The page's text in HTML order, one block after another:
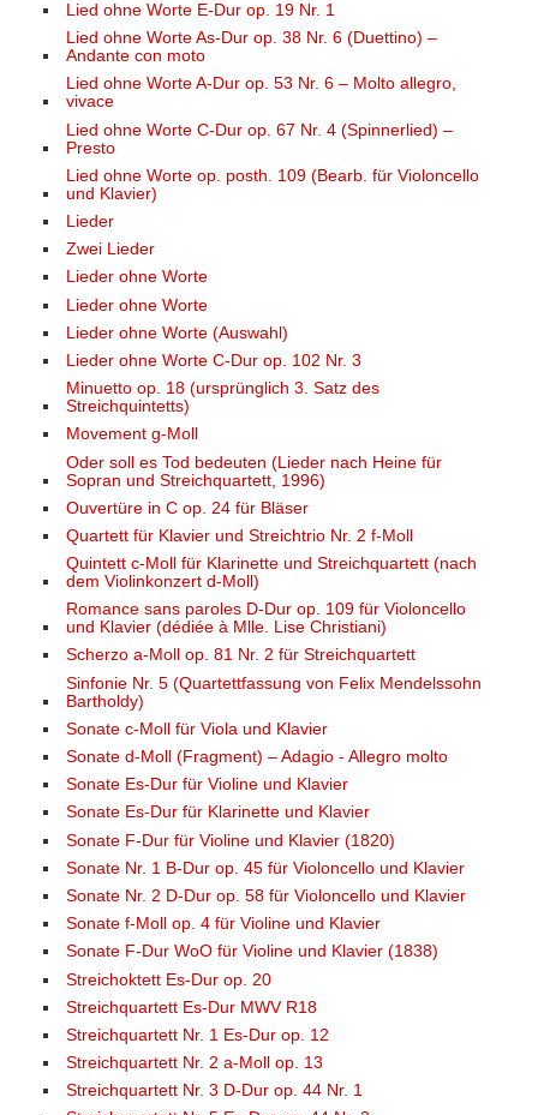
Lied ohne Worte E-Dur op. 19 Nr. 1
Lied ohne Worte As-Dur op. 38 Nr. 6 (Duettino) –
Andante con moto
Lied ohne Worte A-Dur op. 53 Nr. 6 – Molto allegro,
vivace
Lied ohne Worte C-Dur op. 67 Nr. 4 (Spinnerlied) –
Presto
Lied ohne Worte op. posth. 109 (Bearb. für Violoncello
und Klavier)
Lieder
Zwei Lieder
Lieder ohne Worte
Lieder ohne Worte
Lieder ohne Worte (Auswahl)
Lieder ohne Worte C-Dur op. 102 Nr. 3
Minuetto op. 18 (ursprünglich 3. Satz des
Streichquintetts)
Movement g-Moll
Oder soll es Tod bedeuten (Lieder nach Heine für
Sopran und Streichquartett, 1996)
Ouvertüre in C op. 24 für Bläser
Quartett für Klavier und Streichtrio Nr. 2 f-Moll
Quintett c-Moll für Klarinette und Streichquartett (nach
dem Violinkonzert d-Moll)
Romance sans paroles D-Dur op. 109 für Violoncello
und Klavier (dédiée à Mlle. Lise Christiani)
Scherzo a-Moll op. 81 Nr. 2 für Streichquartett
Sinfonie Nr. 5 (Quartettfassung von Felix Mendelssohn
Bartholdy)
Sonate c-Moll für Viola und Klavier
Sonate d-Moll (Fragment) – Adagio - Allegro molto
Sonate Es-Dur für Violine und Klavier
Sonate Es-Dur für Klarinette und Klavier
Sonate F-Dur für Violine und Klavier (1820)
Sonate Nr. 1 B-Dur op. 45 für Violoncello und Klavier
Sonate Nr. 2 D-Dur op. 58 für Violoncello und Klavier
Sonate f-Moll op. 4 für Violine und Klavier
Sonate F-Dur WoO für Violine und Klavier (1838)
Streichoktett Es-Dur op. 20
Streichquartett Es-Dur MWV R18
Streichquartett Nr. 1 Es-Dur op. 12
Streichquartett Nr. 2 a-Moll op. 13
Streichquartett Nr. 3 D-Dur op. 44 Nr. 1